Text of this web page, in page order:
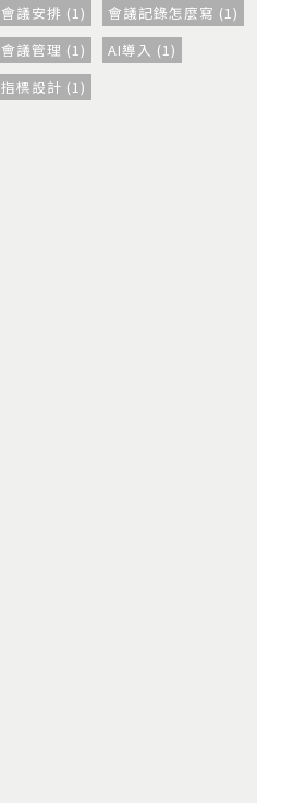
會議安排 (1)
會議記錄怎麼寫 (1)
會議管理 (1)
AI導入 (1)
指標設計 (1)